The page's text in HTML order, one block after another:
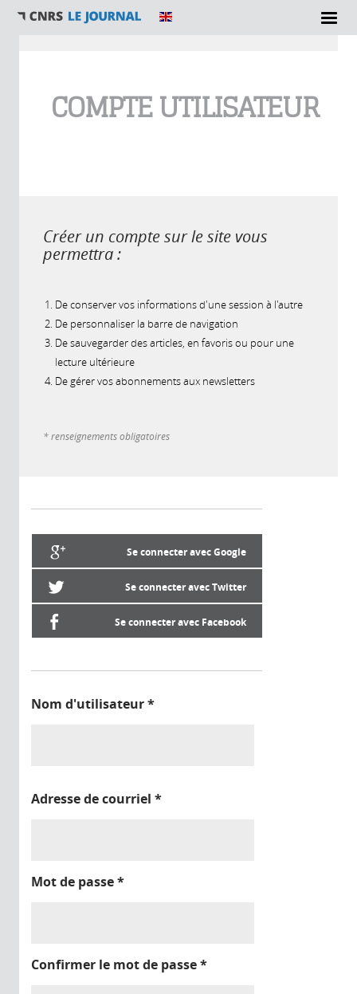
COMPTE UTILISATEUR
Créer un compte sur le site vous
permettra :
De conserver vos informations d'une session à l'autre
De personnaliser la barre de navigation
De sauvegarder des articles, en favoris ou pour une
lecture ultérieure
De gérer vos abonnements aux newsletters
* renseignements obligatoires
Se connecter avec Google
Se connecter avec Twitter
Se connecter avec Facebook
Nom d'utilisateur*
Adresse de courriel *
Mot de passe*
Confirmer le mot de passe*